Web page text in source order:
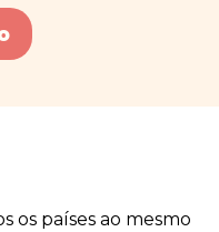
os países ao mesmo